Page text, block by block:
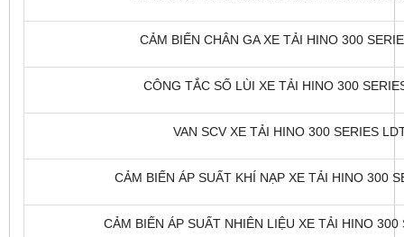
CẢM BIẾN CHÂN GA XE TẢI HINO 300
CÔNG TẮC SỐ LÙI XE TẢI HINO 300
VAN SCV XE TẢI HINO 300 SERIES
CẢM BIẾN ÁP SUẤT KHÍ NẠP XE TẢI HINO 300
CẢM BIẾN ÁP SUẤT NHIÊN LIỆU XE TẢI HINO